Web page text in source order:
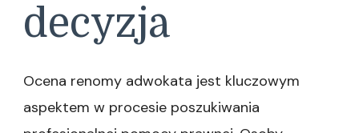
decyzja
Ocena renomy adwokata jest kluczowym
aspektem w procesie poszukiwania